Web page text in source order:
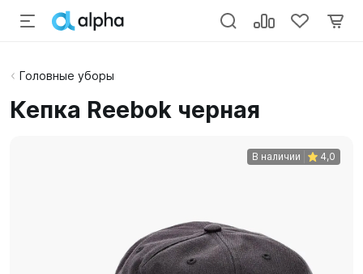
Головные уборы
Кепка Reebok черная
В наличии 4,0